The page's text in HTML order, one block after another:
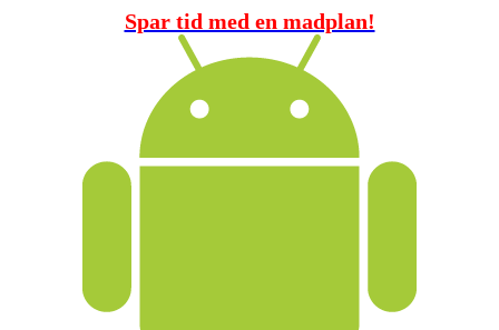
Spar tid med en madplan!